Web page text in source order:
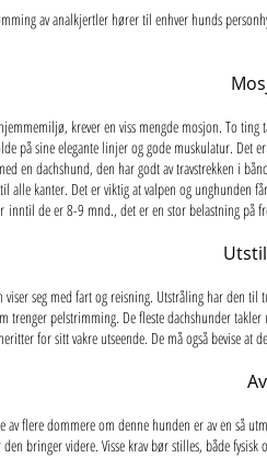
av analkjertler hører til enhver hunds
krever en viss mengde mosjon. To
på sine elegante linjer og gode muskulatur.
en dachshund, den har godt av travstrekken
alle kanter. Det er viktig at valpen og
de er 8-9 mnd., det er en stor belastning på
seg med fart og reisning. Utstråling har den
pelstrimming. De fleste dachshunder
for sitt vakre utseende. De må også bevise at
flere dommere om denne hunden er av en så
bringer videre. Visse krav bør stilles, både